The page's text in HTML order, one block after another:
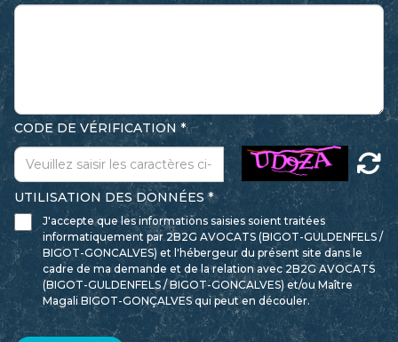
CODE DE VÉRIFICATION
UTILISATION DES DONNÉES
J'accepte que les informations saisies soient traitées
informatiquement par 2B2G AVOCATS (BIGOT-GULDENFELS /
BIGOT-GONCALVES) et l'hébergeur du présent site dans le
cadre de ma demande et de la relation avec 2B2G AVOCATS
(BIGOT-GULDENFELS / BIGOT-GONCALVES) et/ou Maître
Magali BIGOT-GONÇALVES qui peut en découler.